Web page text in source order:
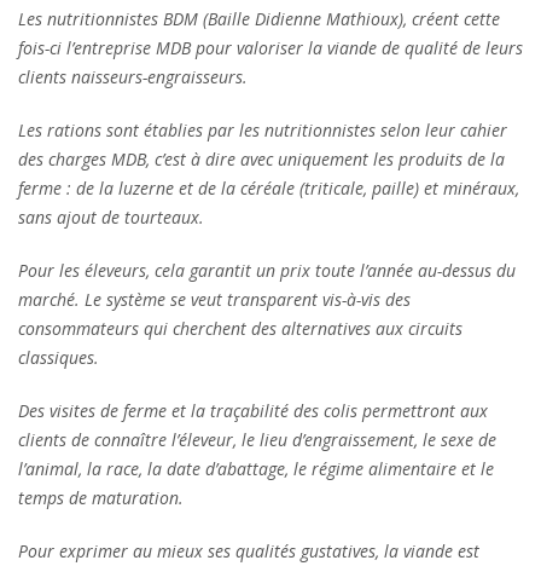
Les nutritionnistes BDM (Baille Didienne Mathioux), créent cette
fois-ci l’entreprise MDB pour valoriser la viande de qualité de leurs
clients naisseurs-engraisseurs.
Les rations sont établies par les nutritionnistes selon leur cahier
des charges MDB, c’est à dire avec uniquement les produits de la
ferme : de la luzerne et de la céréale (triticale, paille) et minéraux,
sans ajout de tourteaux.
Pour les éleveurs, cela garantit un prix toute l’année au-dessus du
marché. Le système se veut transparent vis-à-vis des
consommateurs qui cherchent des alternatives aux circuits
classiques.
Des visites de ferme et la traçabilité des colis permettront aux
clients de connaître l’éleveur, le lieu d’engraissement, le sexe de
l’animal, la race, la date d’abattage, le régime alimentaire et le
temps de maturation.
Pour exprimer au mieux ses qualités gustatives, la viande est